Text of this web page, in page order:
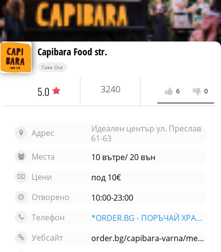
Capibara Food str.
Take Out
5.0 3240 6 0
Адрес
Идеален център ул. Преслав
61-63
Места
10 вътре/ 20 вън
Цени
под 10€
Отворено
10:00-23:00
Телефон
*ORDER.BG - ПОРЪЧАЙ ХРАНА ОНЛАЙН*
Уебсайт
order.bg/capibara-varna/menu